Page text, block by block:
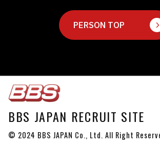
PERSON TOP
BBS JAPAN RECRUIT SITE
© 2024 BBS JAPAN Co., Ltd. All Right